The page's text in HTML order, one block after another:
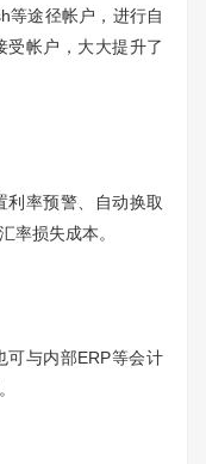
途径帐户，进行自
受帐户，大大提升了
率预警、自动换取
率损失成本。
与内部ERP等会计